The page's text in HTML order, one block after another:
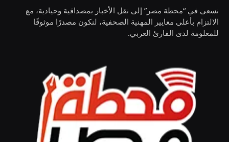
نسعى في “محطة مصر” إلى نقل الأخبار بمصداقية وحيادية، مع
الالتزام بأعلى معايير المهنية الصحفية، لنكون مصدرًا موثوقًا
للمعلومة لدى القارئ العربي.